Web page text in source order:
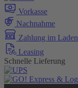
Vorkasse
Nachnahme
Zahlung im Laden
Leasing
Schnelle Lieferung